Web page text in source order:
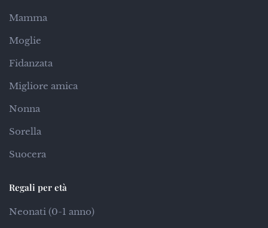
Mamma
Moglie
Fidanzata
Migliore amica
Nonna
Sorella
Suocera
Regali per età
Neonati (0-1 anno)